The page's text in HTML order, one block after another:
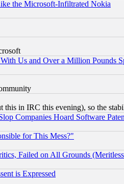
the Microsoft-Infiltrated Nokia
Us and Over a Million Pounds
in IRC this evening), so the
Companies Hoard Software
for This Mess?"
Failed on All Grounds
is Expressed